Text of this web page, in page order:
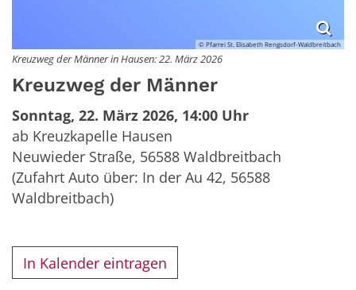
© Pfarrei St. Elisabeth Rengsdorf-Waldbreitbach
Kreuzweg der Männer in Hausen: 22. März 2026
Kreuzweg der Männer
Sonntag, 22. März 2026, 14:00 Uhr
ab Kreuzkapelle Hausen
Neuwieder Straße, 56588 Waldbreitbach
(Zufahrt Auto über: In der Au 42, 56588
Waldbreitbach)
In Kalender eintragen